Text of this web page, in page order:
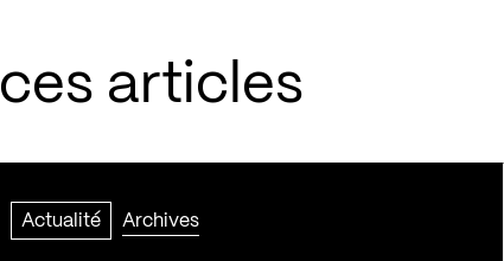
articles
Actualité Archives